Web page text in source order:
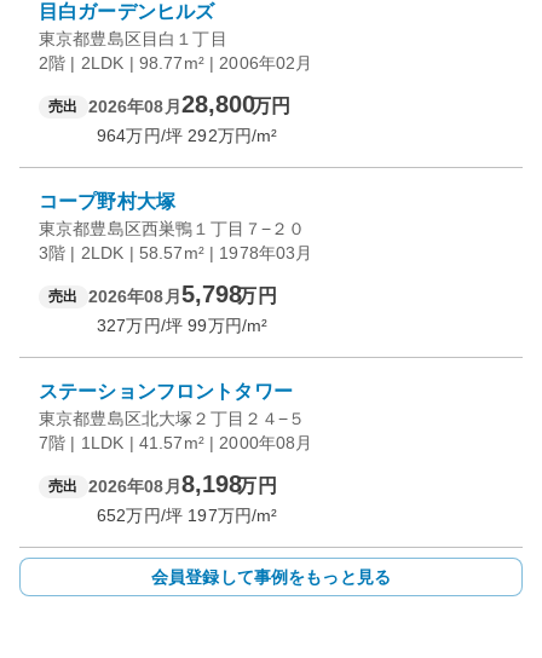
目白ガーデンヒルズ
東京都豊島区目白１丁目
2階 | 2LDK | 98.77m² | 2006年02月
売出 2026年08月 28,800万円
964万円/坪 292万円/m²
コープ野村大塚
東京都豊島区西巣鴨１丁目７−２０
3階 | 2LDK | 58.57m² | 1978年03月
売出 2026年08月 5,798万円
327万円/坪 99万円/m²
ステーションフロントタワー
東京都豊島区北大塚２丁目２４−５
7階 | 1LDK | 41.57m² | 2000年08月
売出 2026年08月 8,198万円
652万円/坪 197万円/m²
会員登録して事例をもっと見る